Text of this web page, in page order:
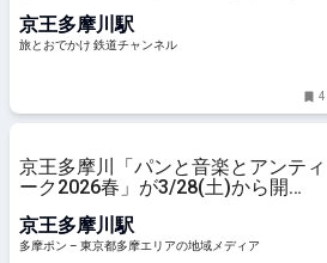
京都調布市）【コラム】 | 旅とおで
かけ 鉄道チャンネル
京王多摩川駅
旅とおでかけ 鉄道チャンネル
4
京王多摩川「パンと音楽とアンティ
ーク2026春」が3/28(土)から開
京王多摩川駅
多摩ポン – 東京都多摩エリアの地域メディア